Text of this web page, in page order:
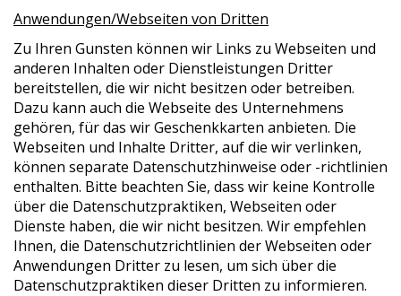
Anwendungen/Webseiten von Dritten
Zu Ihren Gunsten können wir Links zu Webseiten und
anderen Inhalten oder Dienstleistungen Dritter
bereitstellen, die wir nicht besitzen oder betreiben.
Dazu kann auch die Webseite des Unternehmens
gehören, für das wir Geschenkkarten anbieten. Die
Webseiten und Inhalte Dritter, auf die wir verlinken,
können separate Datenschutzhinweise oder -richtlinien
enthalten. Bitte beachten Sie, dass wir keine Kontrolle
über die Datenschutzpraktiken, Webseiten oder
Dienste haben, die wir nicht besitzen. Wir empfehlen
Ihnen, die Datenschutzrichtlinien der Webseiten oder
Anwendungen Dritter zu lesen, um sich über die
Datenschutzpraktiken dieser Dritten zu informieren.